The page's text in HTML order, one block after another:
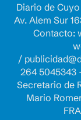
Diario de
Av. Alem Sur
Contacto:
/
264 5045343
Secretario de
Mario